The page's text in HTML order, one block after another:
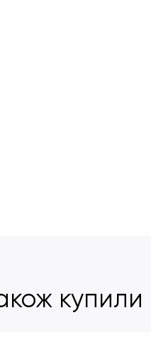
купили